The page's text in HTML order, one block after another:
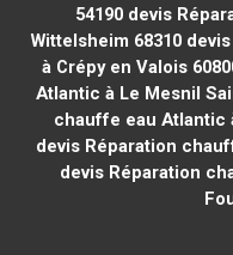
54190devis
Wittelsheim 68310devis
à Crépy en Valois
Atlantic à Le Mesnil
chauffe eau Atlantic
devis Réparation
devis Réparation